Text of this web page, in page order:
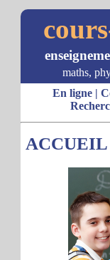
maths,
En ligne|
ACCUEIL